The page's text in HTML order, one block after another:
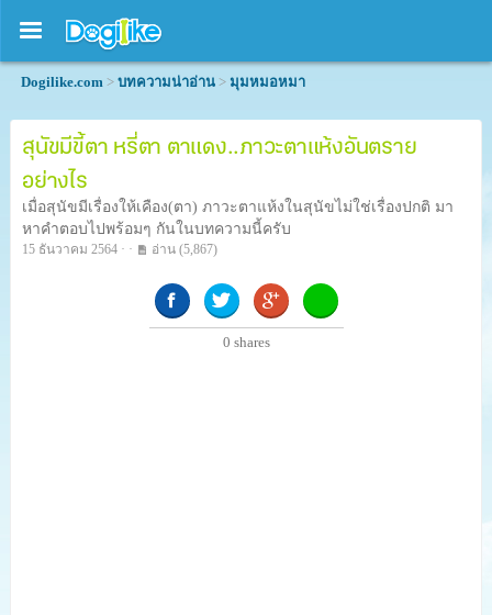
Dogilike.com > บทความน่าอ่าน > มุมหมอหมา
สุนัขมีขี้ตา หรี่ตา ตาแดง..ภาวะตาแห้งอันตราย
อย่างไร
เมื่อสุนัขมีเรื่องให้เคือง(ตา) ภาวะตาแห้งในสุนัขไม่ใช่เรื่องปกติ มา
หาคำตอบไปพร้อมๆ กันในบทความนี้ครับ
15 ธันวาคม 2564 · · อ่าน (5,867)
0 shares